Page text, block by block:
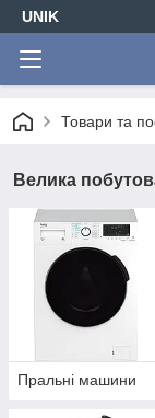
UNIK
Товари та
Велика
Пральні машини